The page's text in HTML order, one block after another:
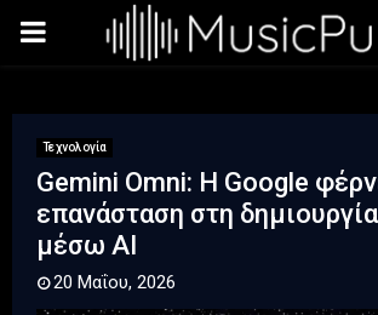
PRIMARY
Τεχνολογία
Gemini Omni: Η Google
επανάσταση στη
μέσω AI
20 Μαΐου, 2026